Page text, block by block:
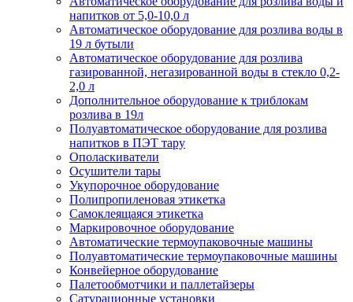
напитков от 5,0-10,0 л
Автоматическое оборудование для розлива воды в
19 л бутыли
Автоматическое оборудование для розлива
газированной, негазированной воды в стекло 0,2-
2,0 л
Дополнительное оборудование к триблокам
розлива в 19л
Полуавтоматическое оборудование для розлива
напитков в ПЭТ тару
Ополаскиватели
Осушители тары
Укупорочное оборудование
Полипропиленовая этикетка
Самоклеящаяся этикетка
Маркировочное оборудование
Автоматические термоупаковочные машины
Полуавтоматические термоупаковочные машины
Конвейерное оборудование
Палетообмотчики и паллетайзеры
Сатурационные установки